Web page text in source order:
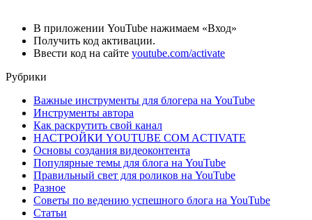
В приложении YouTube нажимаем «Вход»
Получить код активации.
Ввести код на сайте youtube.com/activate
Рубрики
Важные инструменты для блогера на YouTube
Инструменты автора
Как раскрутить свой канал
НАСТРОЙКИ YOUTUBE COM ACTIVATE
Основы создания видеоконтента
Популярные темы для блога на YouTube
Правильный свет для роликов на YouTube
Разное
Советы по ведению успешного блога на YouTube
Статьи